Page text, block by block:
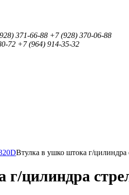
371-66-88 +7 (928) 370-06-88
72 +7 (964) 914-35-32
Втулка в ушко штока г/цилиндра
цилиндра